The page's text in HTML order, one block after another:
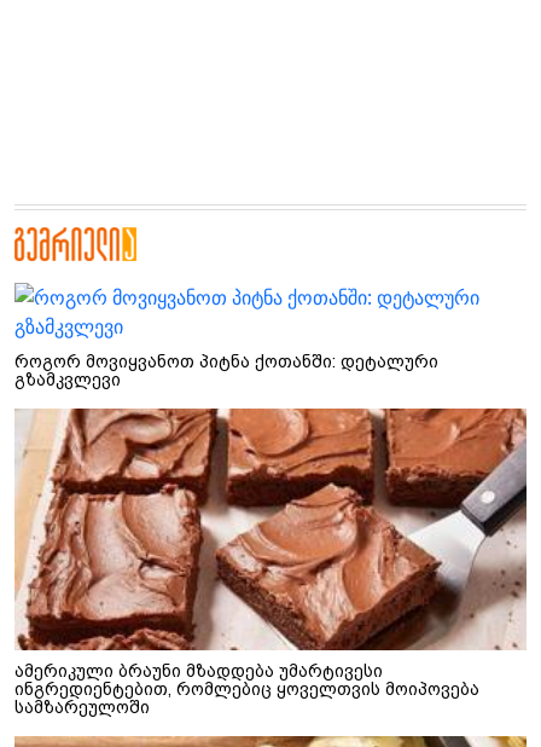
როგორ მოვიყვანოთ პიტნა ქოთანში: დეტალური
გზამკვლევი
ამერიკული ბრაუნი მზადდება უმარტივესი
ინგრედიენტებით, რომლებიც ყოველთვის მოიპოვება
სამზარეულოში